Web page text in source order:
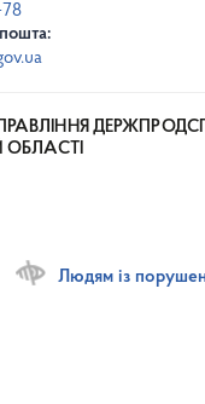
78
ОБЛАСТІ
Людям із